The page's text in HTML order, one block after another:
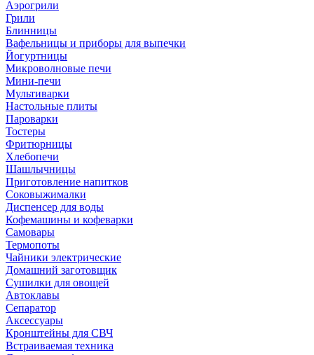
Аэрогрили
Грили
Блинницы
Вафельницы и приборы для выпечки
Йогуртницы
Микроволновые печи
Мини-печи
Мультиварки
Настольные плиты
Пароварки
Тостеры
Фритюрницы
Хлебопечи
Шашлычницы
Приготовление напитков
Соковыжималки
Диспенсер для воды
Кофемашины и кофеварки
Самовары
Термопоты
Чайники электрические
Домашний заготовщик
Сушилки для овощей
Автоклавы
Сепаратор
Аксессуары
Кронштейны для СВЧ
Встраиваемая техника